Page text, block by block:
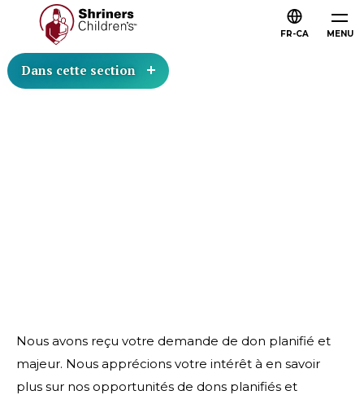
MENU
FR-CA
Dans cette section
Nous avons reçu votre demande de don planifié et
majeur. Nous apprécions votre intérêt à en savoir
plus sur nos opportunités de dons planifiés et